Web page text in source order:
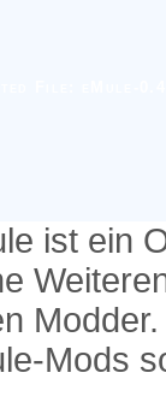
ist ein
Mods